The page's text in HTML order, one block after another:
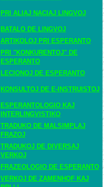
PRI ALIAJ NACIAJ LINGVOJ
BATALO DE LINGVOJ
ARTIKOLOJ PRI ESPERANTO
PRI "KONKURENTOJ" DE
ESPERANTO
LECIONOJ DE ESPERANTO
KONSULTOJ DE E-INSTRUISTOJ
ESPERANTOLOGIO KAJ
INTERLINGVISTIKO
TRADUKO DE MALSIMPLAJ
FRAZOJ
TRADUKOJ DE DIVERSAJ
VERKOJ
FRAZEOLOGIO DE ESPERANTO
VERKOJ DE ZAMENHOF KAJ